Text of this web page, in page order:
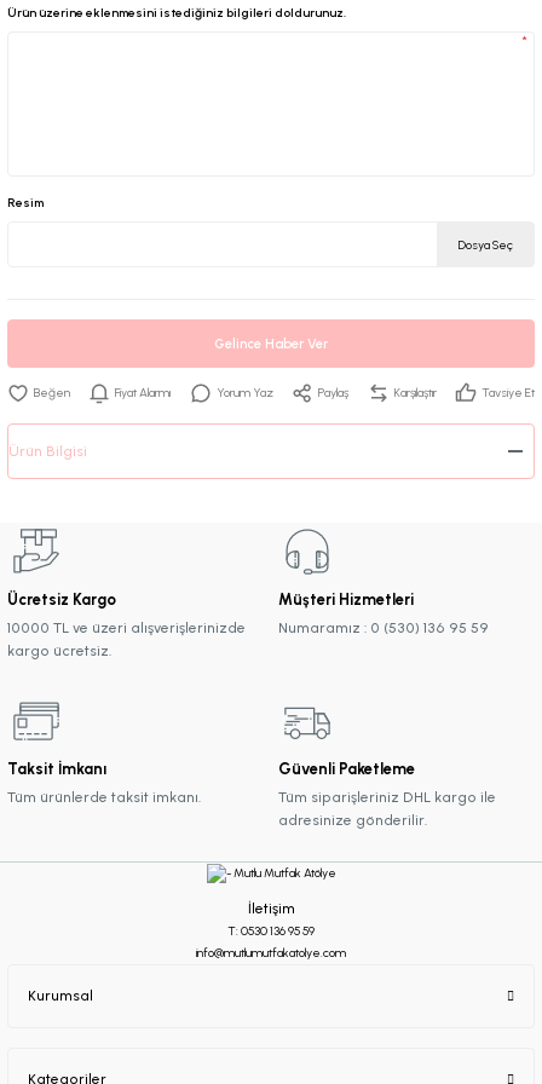
Ürün üzerine eklenmesini istediğiniz bilgileri doldurunuz.
*
Resim
Dosya Seç
Gelince Haber Ver
Fiyat Alarmı Yorum Yaz Paylaş Karşılaştır Tavsiye Et
Ürün Bilgisi
Ücretsiz Kargo
10000 TL ve üzeri alışverişlerinizde
kargo ücretsiz.
Müşteri Hizmetleri
Numaramız : 0 (530) 136 95 59
Taksit İmkanı
Tüm ürünlerde taksit imkanı.
Güvenli Paketleme
Tüm siparişleriniz DHL kargo ile
adresinize gönderilir.
İletişim
T: 0530 136 95 59
info@mutlumutfakatolye.com
Kurumsal
Kategoriler